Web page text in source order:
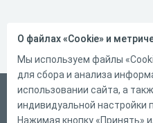
Русский
Справка
О файлах «Cookie» и
Мы используем файлы
для сбора и анализа
использовании сайта, а
индивидуальной настройки
Нажимая кнопку «Принять»